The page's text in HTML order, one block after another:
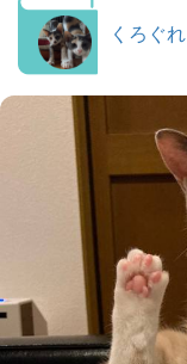
くろぐれ